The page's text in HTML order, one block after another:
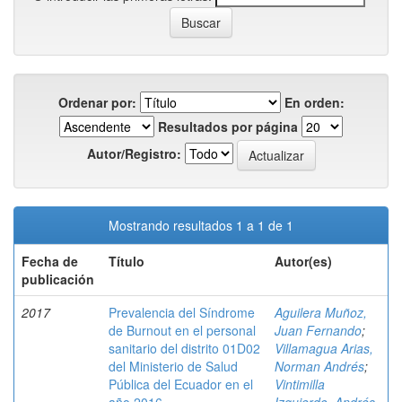
Ordenar por:
En orden:
Resultados por página
Autor/Registro:
Mostrando resultados 1 a 1 de 1
Fecha de
publicación
Título Autor(es)
2017
Prevalencia del Síndrome
de Burnout en el personal
sanitario del distrito 01D02
del Ministerio de Salud
Pública del Ecuador en el
Aguilera Muñoz,
Juan Fernando;
Villamagua Arias,
Norman Andrés;
Vintimilla